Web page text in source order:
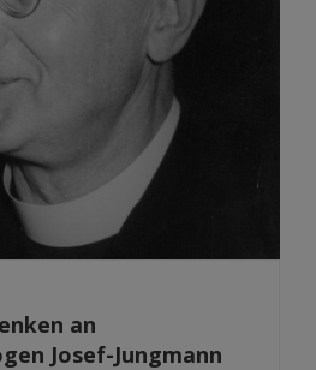
Apr 2026
Feb 2026
Jan 2026
Dez 2025
Nov 2025
Sep 2025
an
Josef-Jungmann